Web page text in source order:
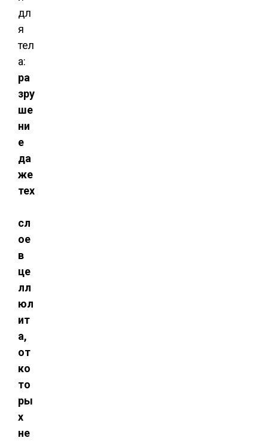
дл
я
тел
а:
ра
зру
ше
ни
е
да
же
тех
сл
ое
в
це
лл
юл
ит
а,
от
ко
то
ры
х
не